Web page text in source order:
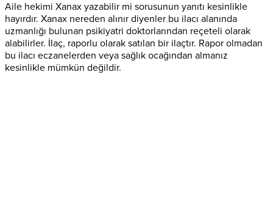
Aile hekimi Xanax yazabilir mi sorusunun yanıtı kesinlikle
hayırdır. Xanax nereden alınır diyenler bu ilacı alanında
uzmanlığı bulunan psikiyatri doktorlarından reçeteli olarak
alabilirler. İlaç, raporlu olarak satılan bir ilaçtır. Rapor olmadan
bu ilacı eczanelerden veya sağlık ocağından almanız
kesinlikle mümkün değildir.